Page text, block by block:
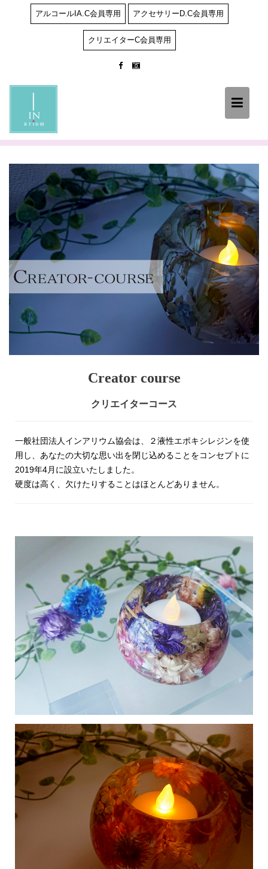
アルコールIA.C会員専用 アクセサリーD.C会員専用
クリエイターC会員専用
Creator course
クリエイターコース
一般社団法人インアリウム協会は、２液性エポキシレジンを使
用し、あなたの大切な思い出を閉じ込めることをコンセプトに
2019年4月に設立いたしました。
硬度は高く、欠けたりすることはほとんどありません。